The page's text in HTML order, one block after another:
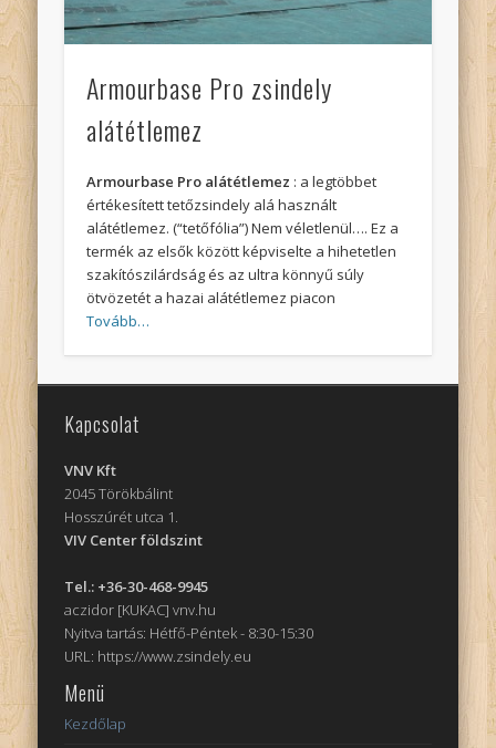
Armourbase Pro zsindely
alátétlemez
Armourbase Pro alátétlemez : a legtöbbet
értékesített tetőzsindely alá használt
alátétlemez. (“tetőfólia”) Nem véletlenül…. Ez a
termék az elsők között képviselte a hihetetlen
szakítószilárdság és az ultra könnyű súly
ötvözetét a hazai alátétlemez piacon
Tovább…
Kapcsolat
VNV Kft
2045 Törökbálint
Hosszúrét utca 1.
VIV Center földszint
Tel.: +36-30-468-9945
aczidor [KUKAC] vnv.hu
Nyitva tartás: Hétfő-Péntek - 8:30-15:30
URL: https://www.zsindely.eu
Menü
Kezdőlap